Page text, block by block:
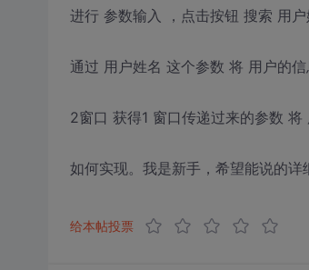
进行 参数输入 ，点击按钮 搜索 用户
通过 用户姓名 这个参数 将 用户的
2窗口 获得1 窗口传递过来的参数
如何实现。我是新手，希望能说的详
给本帖投票